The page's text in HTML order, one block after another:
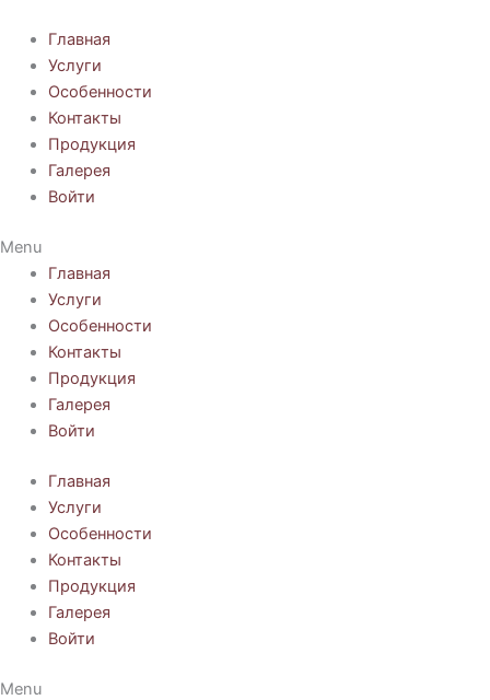
содержимому
Главная
Услуги
Особенности
Контакты
Продукция
Галерея
Войти
Menu
Главная
Услуги
Особенности
Контакты
Продукция
Галерея
Войти
Главная
Услуги
Особенности
Контакты
Продукция
Галерея
Войти
Menu